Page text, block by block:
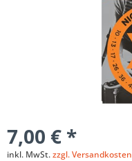
7,00 € *
inkl. MwSt.zzgl. Versandkosten